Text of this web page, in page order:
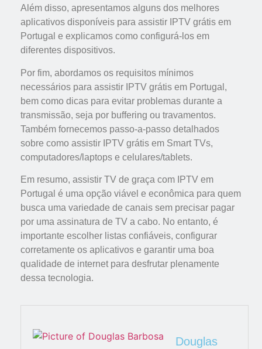
Além disso, apresentamos alguns dos melhores
aplicativos disponíveis para assistir IPTV grátis em
Portugal e explicamos como configurá-los em
diferentes dispositivos.
Por fim, abordamos os requisitos mínimos
necessários para assistir IPTV grátis em Portugal,
bem como dicas para evitar problemas durante a
transmissão, seja por buffering ou travamentos.
Também fornecemos passo-a-passo detalhados
sobre como assistir IPTV grátis em Smart TVs,
computadores/laptops e celulares/tablets.
Em resumo, assistir TV de graça com IPTV em
Portugal é uma opção viável e econômica para quem
busca uma variedade de canais sem precisar pagar
por uma assinatura de TV a cabo. No entanto, é
importante escolher listas confiáveis, configurar
corretamente os aplicativos e garantir uma boa
qualidade de internet para desfrutar plenamente
dessa tecnologia.
Douglas